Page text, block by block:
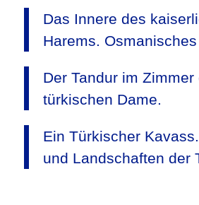
Das Innere des
Harems.
Der Tandur im Zimmer
türkischen Dame.
Ein Türkischer
und Landschaften der